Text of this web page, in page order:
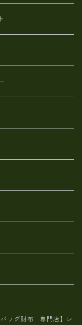
布
ルスキン)
ッグ財布 専門店】レ